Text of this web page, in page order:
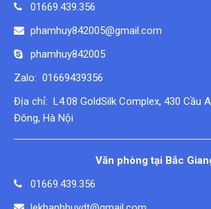
01669.439.356
phamhuy842005@gmail.com
phamhuy842005
Zalo: 01669439356
Địa chỉ: L4.08 GoldSilk Complex, 430 Cầu
Đông, Hà Nội
Văn phòng tại Bắc
01669.439.356